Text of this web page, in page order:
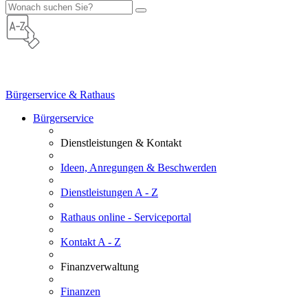
Bürgerservice & Rathaus
Bürgerservice
Dienstleistungen & Kontakt
Ideen, Anregungen & Beschwerden
Dienstleistungen A - Z
Rathaus online - Serviceportal
Kontakt A - Z
Finanzverwaltung
Finanzen